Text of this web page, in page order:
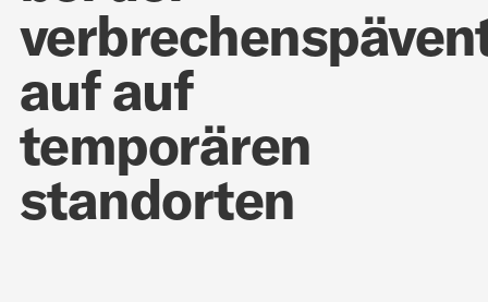
auf auf
temporären
standorten